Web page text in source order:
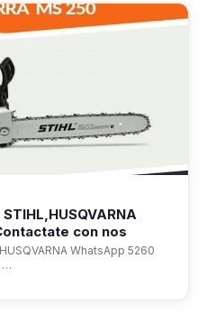
con nos
WhatsApp 5260
…